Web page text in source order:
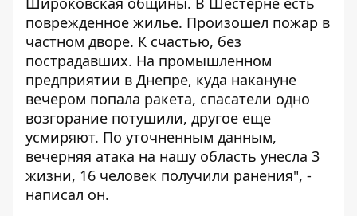
поврежденное жилье. Произошел пожар в
частном дворе. К счастью, без
пострадавших. На промышленном
предприятии в Днепре, куда накануне
вечером попала ракета, спасатели одно
возгорание потушили, другое еще
усмиряют. По уточненным данным,
вечерняя атака на нашу область унесла 3
жизни, 16 человек получили ранения", -
написал он.